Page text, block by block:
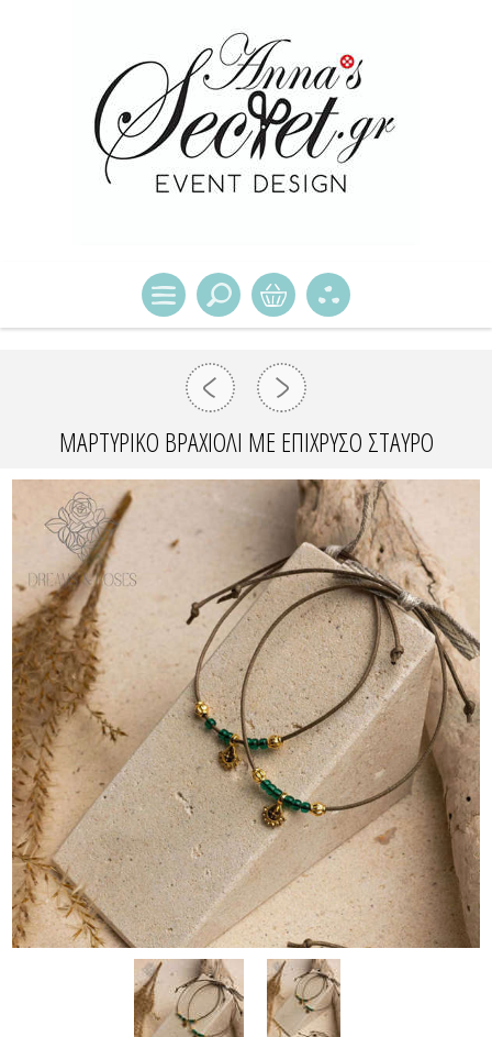
ΜΑΡΤΥΡΙΚΌ ΒΡΑΧΙΌΛΙ ΜΕ ΕΠΊΧΡΥΣΟ ΣΤΑΥΡΌ